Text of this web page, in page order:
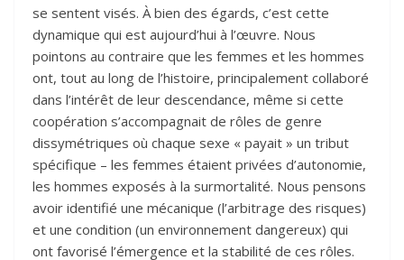
se sentent visés. À bien des égards, c’est cette
dynamique qui est aujourd’hui à l’œuvre. Nous
pointons au contraire que les femmes et les hommes
ont, tout au long de l’histoire, principalement collaboré
dans l’intérêt de leur descendance, même si cette
coopération s’accompagnait de rôles de genre
dissymétriques où chaque sexe « payait » un tribut
spécifique – les femmes étaient privées d’autonomie,
les hommes exposés à la surmortalité. Nous pensons
avoir identifié une mécanique (l’arbitrage des risques)
et une condition (un environnement dangereux) qui
ont favorisé l’émergence et la stabilité de ces rôles.